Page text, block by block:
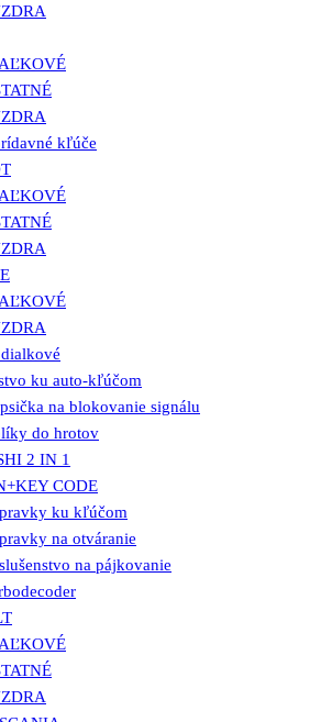
kľúče
ku auto-kľúčom
na blokovanie signálu
do hrotov
2 IN 1
CODE
ku kľúčom
na otváranie
na pájkovanie